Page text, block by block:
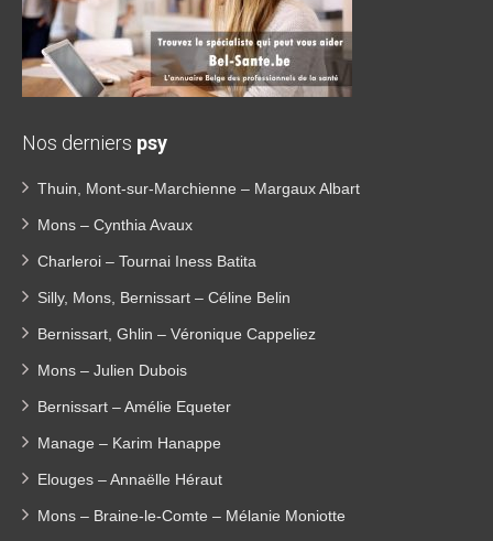
Nos derniers psy
Thuin, Mont-sur-Marchienne – Margaux Albart
Mons – Cynthia Avaux
Charleroi – Tournai Iness Batita
Silly, Mons, Bernissart – Céline Belin
Bernissart, Ghlin – Véronique Cappeliez
Mons – Julien Dubois
Bernissart – Amélie Equeter
Manage – Karim Hanappe
Elouges – Annaëlle Héraut
Mons – Braine-le-Comte – Mélanie Moniotte